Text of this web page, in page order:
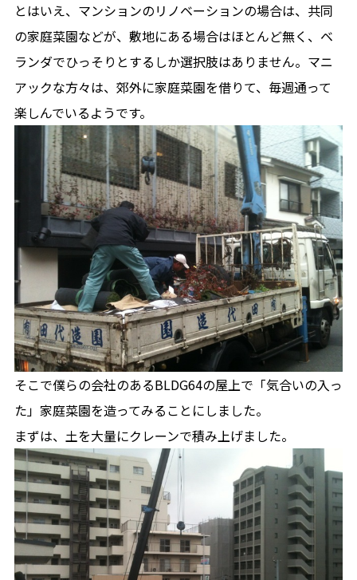
とはいえ、マンションのリノベーションの場合は、共同
の家庭菜園などが、敷地にある場合はほとんど無く、ベ
ランダでひっそりとするしか選択肢はありません。マニ
アックな方々は、郊外に家庭菜園を借りて、毎週通って
楽しんでいるようです。
そこで僕らの会社のあるBLDG64の屋上で「気合いの入っ
た」家庭菜園を造ってみることにしました。
まずは、土を大量にクレーンで積み上げました。